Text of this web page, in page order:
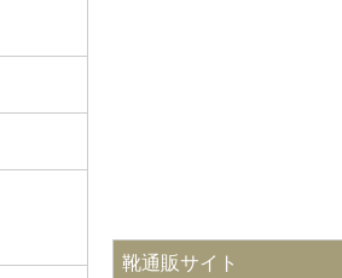
靴通販サイト